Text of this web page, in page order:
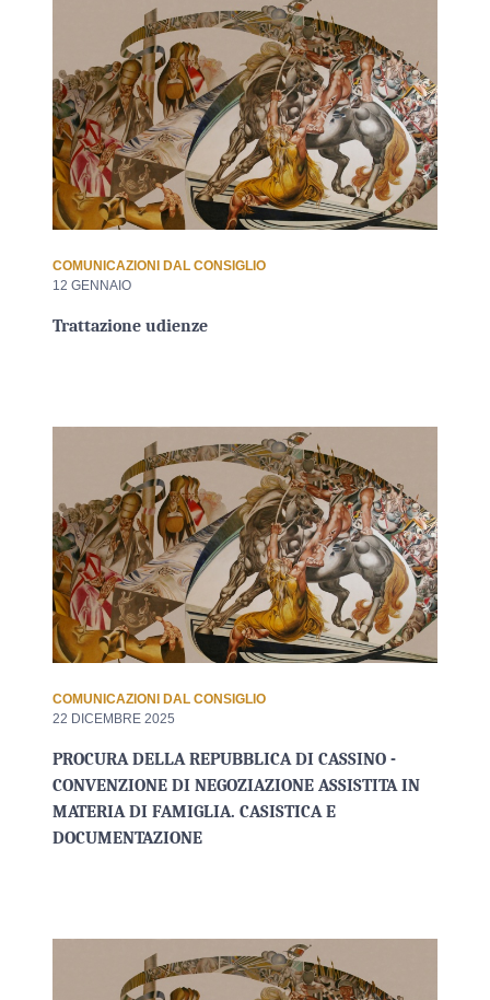
COMUNICAZIONI DAL CONSIGLIO
12 GENNAIO
Trattazione udienze
COMUNICAZIONI DAL CONSIGLIO
22 DICEMBRE 2025
PROCURA DELLA REPUBBLICA DI CASSINO -
CONVENZIONE DI NEGOZIAZIONE ASSISTITA IN
MATERIA DI FAMIGLIA. CASISTICA E
DOCUMENTAZIONE